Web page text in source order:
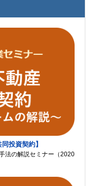
投資契約】
法の解説セミナー（2020